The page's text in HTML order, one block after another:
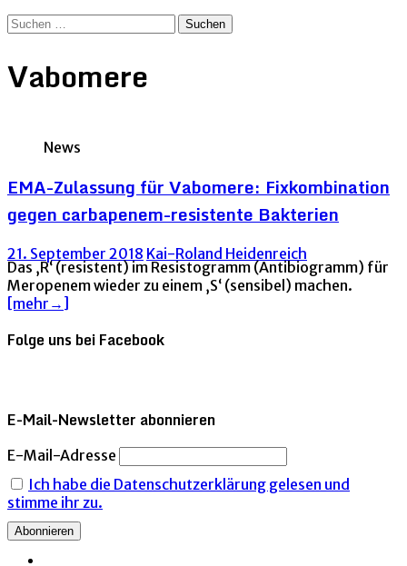
Suchen
Vabomere
News
EMA-Zulassung für Vabomere: Fixkombination
gegen carbapenem-resistente Bakterien
21. September 2018 Kai-Roland Heidenreich
Das ‚R‘ (resistent) im Resistogramm (Antibiogramm) für
Meropenem wieder zu einem ‚S‘ (sensibel) machen.
[mehr→]
Folge uns bei Facebook
E-Mail-Newsletter abonnieren
E-Mail-Adresse
Ich habe die Datenschutzerklärung gelesen und
stimme ihr zu.